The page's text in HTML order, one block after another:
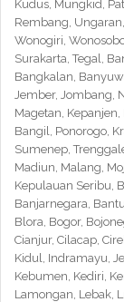
Kudus, Mungkid,
Rembang,
Wonogiri,
Surakarta, Tegal,
Bangkalan,
Jember, Jombang,
Magetan,
Bangil, Ponorogo,
Sumenep,
Madiun, Malang,
Kepulauan Seribu,
Banjarnegara,
Blora, Bogor,
Cianjur, Cilacap,
Kidul, Indramayu,
Kebumen, Kediri,
Lamongan, Lebak,